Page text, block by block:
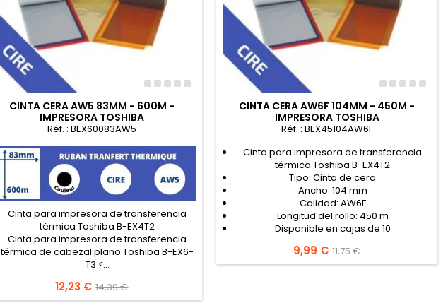
CINTA CERA AW5 83MM - 600M -
IMPRESORA TOSHIBA
Réf. : BEX60083AW5
Cinta para impresora de transferencia
térmica Toshiba B-EX4T2
Cinta para impresora de transferencia
térmica de cabezal plano Toshiba B-EX6-
T3 <...
Precio
12,23 € Precio
base
14,39 €
CINTA CERA AW6F 104MM - 450M -
IMPRESORA TOSHIBA
Réf. : BEX45104AW6F
Cinta para impresora de transferencia
térmica Toshiba B-EX4T2
Tipo: Cinta de cera
Ancho: 104 mm
Calidad: AW6F
Longitud del rollo: 450 m
Disponible en cajas de 10
Precio
9,99 € Precio
base
11,75 €